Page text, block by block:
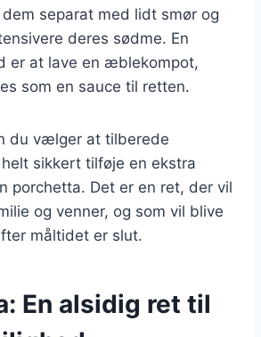
separat med lidt smør og
deres sødme. En
er at lave en æblekompot,
som en sauce til retten.
du vælger at tilberede
sikkert tilføje en ekstra
porchetta. Det er en ret, der vil
og venner, og som vil blive
måltidet er slut.
En alsidig ret til